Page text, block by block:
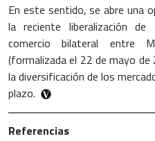
En este sentido, se abre una
la reciente liberalización de
comercio bilateral entre
(formalizada el 22 de mayo
la diversificación de los
plazo.
Referencias